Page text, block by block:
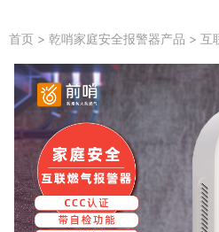
首页 > 乾哨家庭安全报警器产品 > 互